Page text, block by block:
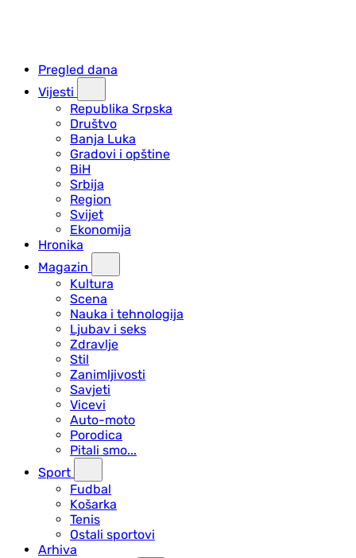
Pregled dana
Vijesti
Republika Srpska
Društvo
Banja Luka
Gradovi i opštine
BiH
Srbija
Region
Svijet
Ekonomija
Hronika
Magazin
Kultura
Scena
Nauka i tehnologija
Ljubav i seks
Zdravlje
Stil
Zanimljivosti
Savjeti
Vicevi
Auto-moto
Porodica
Pitali smo...
Sport
Fudbal
Košarka
Tenis
Ostali sportovi
Arhiva